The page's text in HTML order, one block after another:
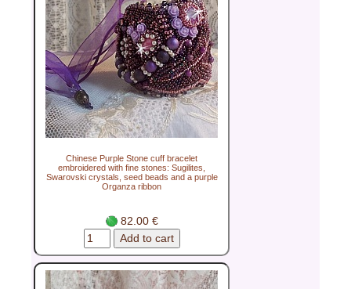
Chinese Purple Stone cuff bracelet
embroidered with fine stones: Sugilites,
Swarovski crystals, seed beads and a purple
Organza ribbon
82.00 €